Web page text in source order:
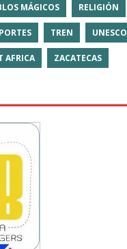
MÁGICOS RELIGIÓN
TREN UNESCO
AFRICA ZACATECAS